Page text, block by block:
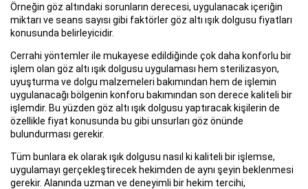
Örneğin göz altındaki sorunların derecesi, uygulanacak içeriğin
miktarı ve seans sayısı gibi faktörler göz altı ışık dolgusu fiyatları
konusunda belirleyicidir.
Cerrahi yöntemler ile mukayese edildiğinde çok daha konforlu bir
işlem olan göz altı ışık dolgusu uygulaması hem sterilizasyon,
uyuşturma ve dolgu malzemeleri bakımından hem de işlemin
uygulanacağı bölgenin konforu bakımından son derece kaliteli bir
işlemdir. Bu yüzden göz altı ışık dolgusu yaptıracak kişilerin de
özellikle fiyat konusunda bu gibi unsurları göz önünde
bulundurması gerekir.
Tüm bunlara ek olarak ışık dolgusu nasıl ki kaliteli bir işlemse,
uygulamayı gerçekleştirecek hekimden de aynı şeyin beklenmesi
gerekir. Alanında uzman ve deneyimli bir hekim tercihi,